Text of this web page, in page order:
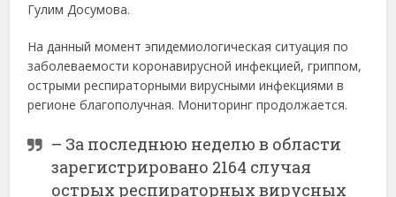
Гулим Досумова.
На данный момент эпидемиологическая ситуация по
заболеваемости коронавирусной инфекцией, гриппом,
острыми респираторными вирусными инфекциями в
регионе благополучная. Мониторинг продолжается.
– За последнюю неделю в области
зарегистрировано 2164 случая
острых респираторных вирусных